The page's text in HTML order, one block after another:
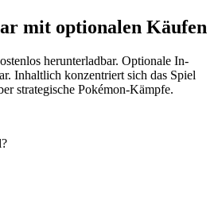
mit optionalen Käufen
herunterladbar. Optionale In-
Inhaltlich konzentriert sich das Spiel
strategische Pokémon-Kämpfe.